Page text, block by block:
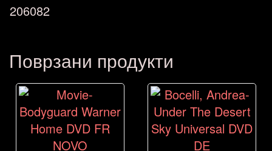
GB
количина
206082
Поврзани продукти